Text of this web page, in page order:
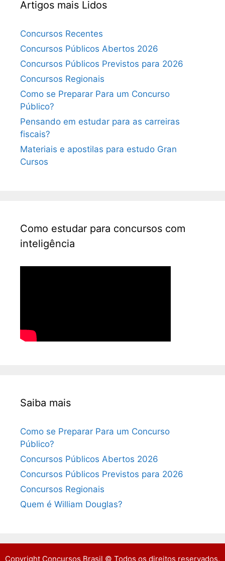
Artigos mais Lidos
Concursos Recentes
Concursos Públicos Abertos 2026
Concursos Públicos Previstos para 2026
Concursos Regionais
Como se Preparar Para um Concurso
Público?
Pensando em estudar para as carreiras
fiscais?
Materiais e apostilas para estudo Gran
Cursos
Como estudar para concursos com
inteligência
Saiba mais
Como se Preparar Para um Concurso
Público?
Concursos Públicos Abertos 2026
Concursos Públicos Previstos para 2026
Concursos Regionais
Quem é William Douglas?
Copyright Concursos Brasil © Todos os direitos reservados.